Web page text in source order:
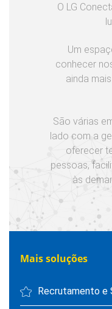
O LG
Um
conhecer
ainda
São várias
lado com a
oferecer
pessoas,
às
Mais soluções
Recrutamento e